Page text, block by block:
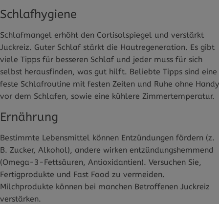
Schlafhygiene
Schlafmangel erhöht den Cortisolspiegel und verstärkt
Juckreiz. Guter Schlaf stärkt die Hautregeneration. Es gibt
viele Tipps für besseren Schlaf und jeder muss für sich
selbst herausfinden, was gut hilft. Beliebte Tipps sind eine
feste Schlafroutine mit festen Zeiten und Ruhe ohne Handy
vor dem Schlafen, sowie eine kühlere Zimmertemperatur.
Ernährung
Bestimmte Lebensmittel können Entzündungen fördern (z.
B. Zucker, Alkohol), andere wirken entzündungshemmend
(Omega-3-Fettsäuren, Antioxidantien). Versuchen Sie,
Fertigprodukte und Fast Food zu vermeiden.
Milchprodukte können bei manchen Betroffenen Juckreiz
verstärken.